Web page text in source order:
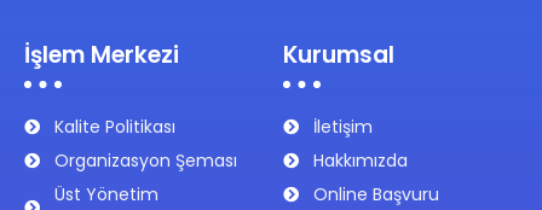
İşlem Merkezi
Kalite Politikası
Organizasyon Şeması
Üst Yönetim
Kurumsal
İletişim
Hakkımızda
Online Başvuru